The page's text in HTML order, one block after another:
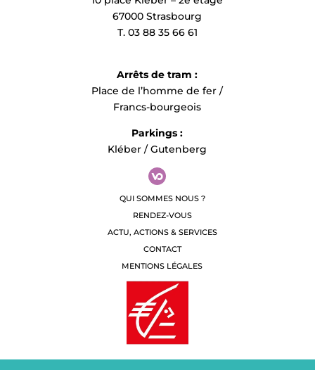
67000 Strasbourg
T. 03 88 35 66 61
Arrêts de tram :
Place de l’homme de fer /
Francs-bourgeois
Parkings :
Kléber / Gutenberg
QUI SOMMES NOUS ?
RENDEZ-VOUS
ACTU, ACTIONS & SERVICES
CONTACT
MENTIONS LÉGALES